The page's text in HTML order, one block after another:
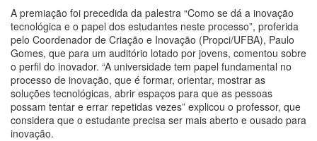
A premiação foi precedida da palestra “Como se dá a inovação
tecnológica e o papel dos estudantes neste processo”, proferida
pelo Coordenador de Criação e Inovação (Propci/UFBA), Paulo
Gomes, que para um auditório lotado por jovens, comentou sobre
o perfil do inovador. “A universidade tem papel fundamental no
processo de inovação, que é formar, orientar, mostrar as
soluções tecnológicas, abrir espaços para que as pessoas
possam tentar e errar repetidas vezes” explicou o professor, que
considera que o estudante precisa ser mais aberto e ousado para
inovação.